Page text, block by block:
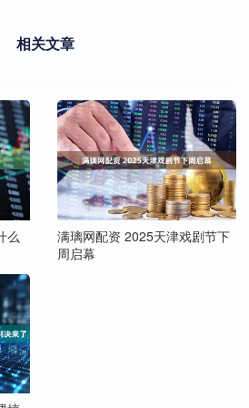
相关文章
么
满璃网配资 2025天津戏剧节下
周启幕